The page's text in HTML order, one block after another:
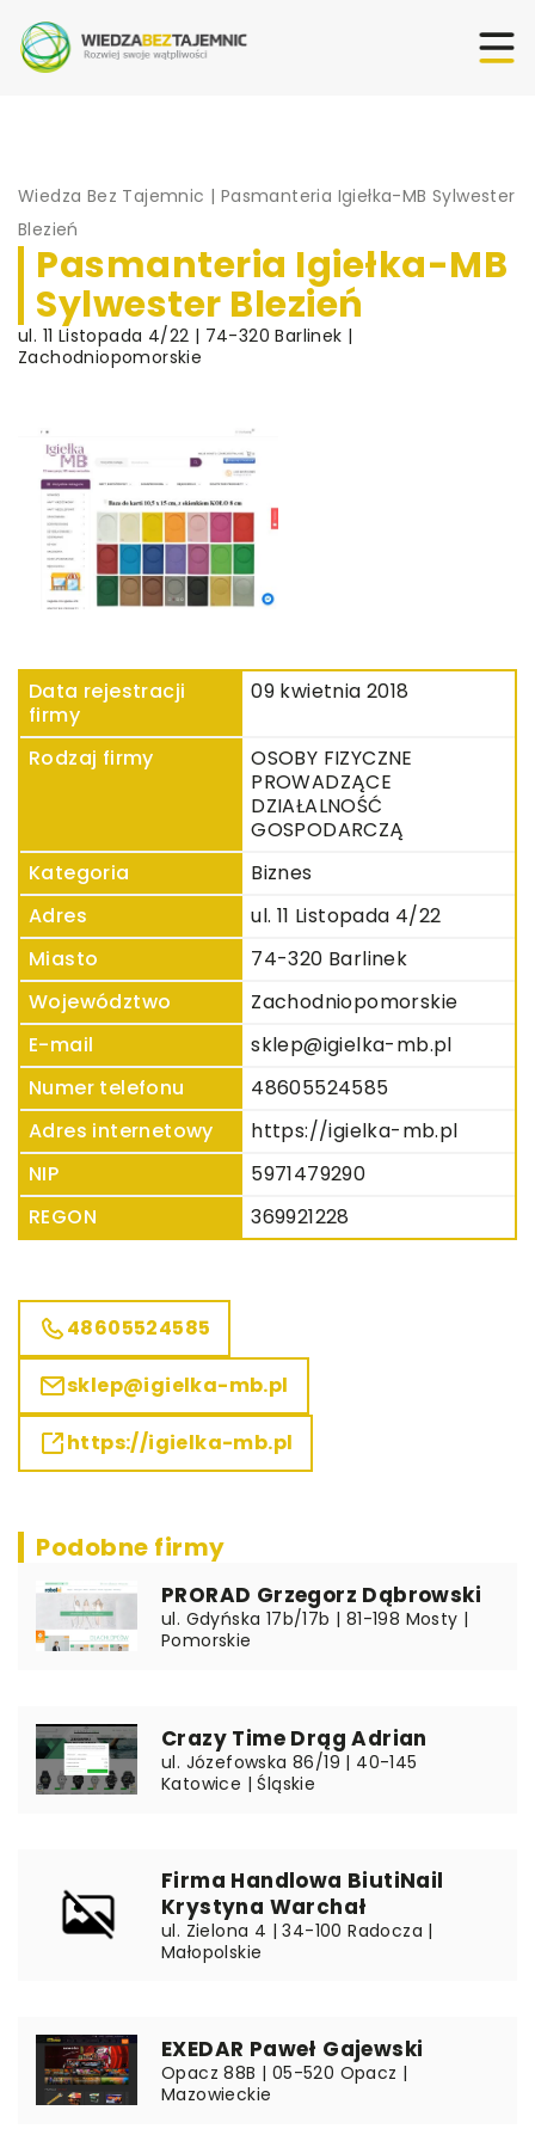
Wiedza Bez Tajemnic | Pasmanteria Igiełka-MB Sylwester
Blezień
Pasmanteria Igiełka-MB
Sylwester Blezień
ul. 11 Listopada 4/22 | 74-320 Barlinek |
Zachodniopomorskie
Data rejestracji
firmy
09 kwietnia 2018
Rodzaj firmy
OSOBY FIZYCZNE
PROWADZĄCE
DZIAŁALNOŚĆ
GOSPODARCZĄ
Kategoria
Biznes
Adres
ul. 11 Listopada 4/22
Miasto
74-320 Barlinek
Województwo
Zachodniopomorskie
E-mail
sklep@igielka-mb.pl
Numer telefonu
48605524585
Adres internetowy
https://igielka-mb.pl
NIP
5971479290
REGON
369921228
48605524585
sklep@igielka-mb.pl
https://igielka-mb.pl
Podobne firmy
PRORAD Grzegorz Dąbrowski
ul. Gdyńska 17b/17b | 81-198 Mosty |
Pomorskie
Crazy Time Drąg Adrian
ul. Józefowska 86/19 | 40-145
Katowice | Śląskie
Firma Handlowa BiutiNail
Krystyna Warchał
ul. Zielona 4 | 34-100 Radocza |
Małopolskie
EXEDAR Paweł Gajewski
Opacz 88B | 05-520 Opacz |
Mazowieckie